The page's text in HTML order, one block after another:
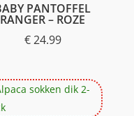
PANTOFFEL
RANGER – ROZE
€24.99